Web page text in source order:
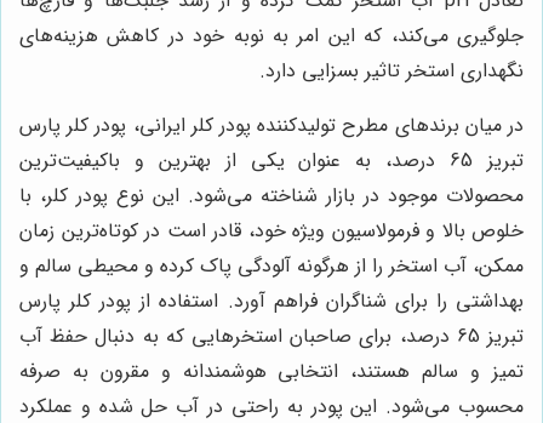
جلوگیری می‌کند، که این امر به نوبه خود در کاهش هزینه‌های
نگهداری استخر تاثیر بسزایی دارد.
در میان برندهای مطرح تولیدکننده پودر کلر ایرانی، پودر کلر پارس
تبریز 65 درصد، به عنوان یکی از بهترین و باکیفیت‌ترین
محصولات موجود در بازار شناخته می‌شود. این نوع پودر کلر، با
خلوص بالا و فرمولاسیون ویژه خود، قادر است در کوتاه‌ترین زمان
ممکن، آب استخر را از هرگونه آلودگی پاک کرده و محیطی سالم و
بهداشتی را برای شناگران فراهم آورد. استفاده از پودر کلر پارس
تبریز 65 درصد، برای صاحبان استخرهایی که به دنبال حفظ آب
تمیز و سالم هستند، انتخابی هوشمندانه و مقرون به صرفه
محسوب می‌شود. این پودر به راحتی در آب حل شده و عملکرد